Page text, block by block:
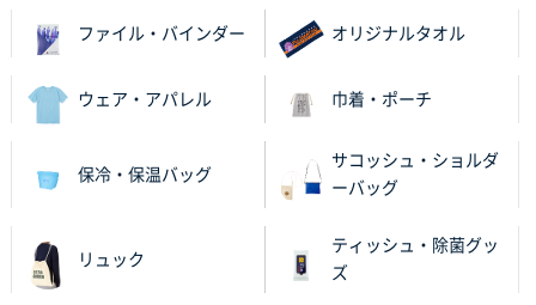
のし文言が変更できたのと価格。
千葉県M社様
ワンポイント箔押し紙袋 Sサイズ(A5対応)
営業ご担当者さまより、ご丁寧なサポートをいただ
き、他のネット印刷サービスよりも安心して購入まで
ファイル・バインダー オリジナルタオル
ウェア・アパレル 巾着・ポーチ
保冷・保温バッグ
サコッシュ・ショルダ
ーバッグ
リュック
ティッシュ・除菌グッ
ズ